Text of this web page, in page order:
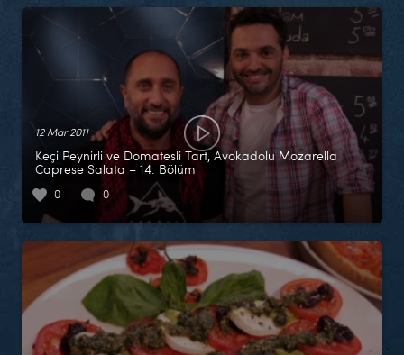
12 Mar 2011
Keçi Peynirli ve Domatesli Tart, Avokadolu Mozarella
Caprese Salata – 14. Bölüm
0 0